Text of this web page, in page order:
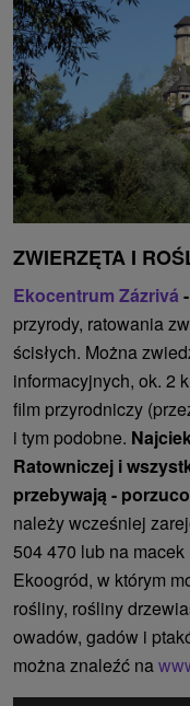
ZWIERZĘTA I
Ekocentrum Zázrivá -
przyrody, ratowania
ścisłych. Można
informacyjnych, ok. 2
film przyrodniczy
i tym podobne.
Ratowniczej i
przebywają -
należy wcześniej
504 470 lub na macek
Ekoogród, w którym
rośliny, rośliny
owadów, gadów i
można znaleźć na